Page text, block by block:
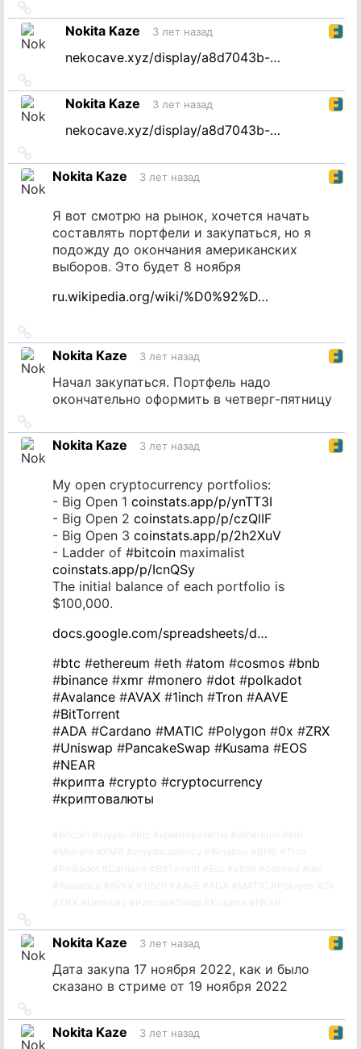
на
источникNokita Kaze 3 лет назад
nekocave.xyz/display/a8d7043b-…
на
источникNokita Kaze 3 лет назад
nekocave.xyz/display/a8d7043b-…
на
источник
Nokita Kaze 3 лет назад
Я вот смотрю на рынок, хочется начать
составлять портфели и закупаться, но я
подожду до окончания американских
выборов. Это будет 8 ноября
ru.wikipedia.org/wiki/%D0%92%D…
на
источник
Nokita Kaze 3 лет назад
Начал закупаться. Портфель надо
окончательно оформить в четверг-пятницу
на
источник
Nokita Kaze 3 лет назад
My open cryptocurrency portfolios:
- Big Open 1 coinstats.app/p/ynTT3I
- Big Open 2 coinstats.app/p/czQlIF
- Big Open 3 coinstats.app/p/2h2XuV
- Ladder of #bitcoin maximalist
coinstats.app/p/IcnQSy
The initial balance of each portfolio is
$100,000.
docs.google.com/spreadsheets/d…
#btc #ethereum #eth #atom #cosmos #bnb
#binance #xmr #monero #dot #polkadot
#Avalance #AVAX #1inch #Tron #AAVE
#BitTorrent
#ADA #Cardano #MATIC #Polygon #0x #ZRX
#Uniswap #PancakeSwap #Kusama #EOS
#NEAR
#крипта #crypto #cryptocurrency
#криптовалюты
на
источник
Nokita Kaze 3 лет назад
Дата закупа 17 ноября 2022, как и было
сказано в стриме от 19 ноября 2022
на
источник
Nokita Kaze 3 лет назад